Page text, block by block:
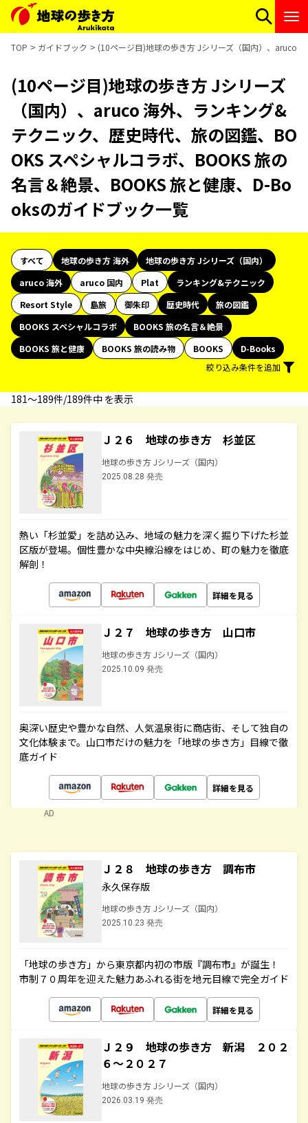
TOP ガイドブック (10ページ目)地球の歩き方 Jシリーズ（国内）、aruco
(10ページ目)地球の歩き方 Jシリーズ
（国内）、aruco 海外、ランキング&
テクニック、歴史時代、旅の図鑑、BO
OKS スペシャルコラボ、BOOKS 旅の
名言＆絶景、BOOKS 旅と健康、D-Bo
oksのガイドブック一覧
すべて 地球の歩き方 海外
地球の歩き方 Jシリーズ（国内）
aruco 海外
aruco 国内 Plat
ランキング&テクニック
Resort Style
島旅 御朱印 歴史時代
旅の図鑑
BOOKS スペシャルコラボ
BOOKS 旅の名言＆絶景
BOOKS 旅と健康
BOOKS 旅の読み物 BOOKS
D-Books
絞り込み条件を追加
181〜189件/189件中 を表示
Ｊ２６ 地球の歩き方 杉並区
地球の歩き方 Jシリーズ（国内）
2025.08.28 発売
熱い「杉並愛」を詰め込み、地域の魅力を深く掘り下げた杉並
区版が登場。個性豊かな中央線沿線をはじめ、町の魅力を徹底
解剖！
詳細を見る
Ｊ２７ 地球の歩き方 山口市
地球の歩き方 Jシリーズ（国内）
2025.10.09 発売
奥深い歴史や豊かな自然、人気温泉街に商店街、そして独自の
文化体験まで。山口市だけの魅力を「地球の歩き方」目線で徹
底ガイド
詳細を見る
AD
Ｊ２８ 地球の歩き方 調布市
永久保存版
地球の歩き方 Jシリーズ（国内）
2025.10.23 発売
「地球の歩き方」から東京都内初の市版『調布市』が誕生！
市制７０周年を迎えた魅力あふれる街を地元目線で完全ガイド
詳細を見る
Ｊ２９ 地球の歩き方 新潟 ２０２
６～２０２７
地球の歩き方 Jシリーズ（国内）
2026.03.19 発売